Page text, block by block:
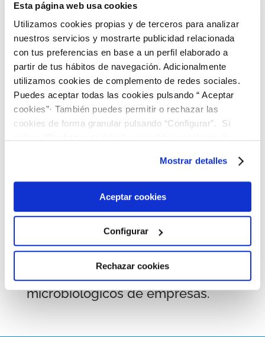
Esta página web usa cookies
Utilizamos cookies propias y de terceros para analizar
nuestros servicios y mostrarte publicidad relacionada
con tus preferencias en base a un perfil elaborado a
partir de tus hábitos de navegación. Adicionalmente
utilizamos cookies de complemento de redes sociales.
Puedes aceptar todas las cookies pulsando “ Aceptar
cookies”· También puedes permitir o rechazar las
cookies de forma granular pulsando “Configurar”. Si
son indispensables para que el sitio web funcione y que
por tanto no se pueden desactivar. Puedes consultar
más información en nuestraPolítica de Cookies
Mostrar detalles
Aceptar cookies
Configurar
Rechazar cookies
RRequisitos higiénico-sanitarios
previos a la instalación de una
nueva planta de envasado.
R Asesoramiento en la gestión
de crisis alimentarias.
RAsesoramiento en la
implantación de estación de
tratamiento de agua purificada
cosmética/farmacéutica
RAuditorías envasador y/o
distribuidor plantas de envasado
de aguas.
RAuditorías de laboratorios
microbiológicos de empresas.